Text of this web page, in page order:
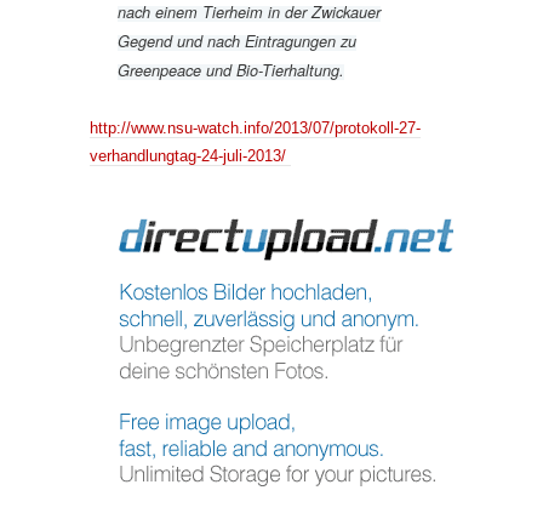
nach einem Tierheim in der Zwickauer
Gegend und nach Eintragungen zu
Greenpeace und Bio-Tierhaltung.
http://www.nsu-watch.info/2013/07/protokoll-27-
verhandlungtag-24-juli-2013/